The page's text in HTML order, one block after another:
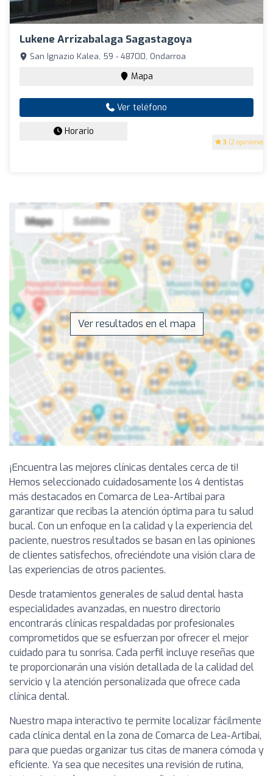
Lukene Arrizabalaga Sagastagoya
3 (2 opiniones)
San Ignazio Kalea, 59 - 48700, Ondarroa
Mapa
Ver teléfono
Horario
Ver resultados en el mapa
¡Encuentra las mejores clínicas dentales cerca de ti!
Hemos seleccionado cuidadosamente los 4 dentistas
más destacados en Comarca de Lea-Artibai para
garantizar que recibas la atención óptima para tu salud
bucal. Con un enfoque en la calidad y la experiencia del
paciente, nuestros resultados se basan en las opiniones
de clientes satisfechos, ofreciéndote una visión clara de
las experiencias de otros pacientes.
Desde tratamientos generales de salud dental hasta
especialidades avanzadas, en nuestro directorio
encontrarás clínicas respaldadas por profesionales
comprometidos que se esfuerzan por ofrecer el mejor
cuidado para tu sonrisa. Cada perfil incluye reseñas que
te proporcionarán una visión detallada de la calidad del
servicio y la atención personalizada que ofrece cada
clínica dental.
Nuestro mapa interactivo te permite localizar fácilmente
cada clínica dental en la zona de Comarca de Lea-Artibai,
para que puedas organizar tus citas de manera cómoda y
eficiente. Ya sea que necesites una revisión de rutina,